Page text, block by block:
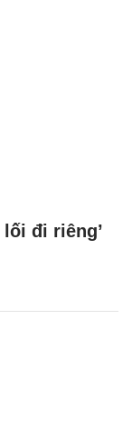
đi riêng’